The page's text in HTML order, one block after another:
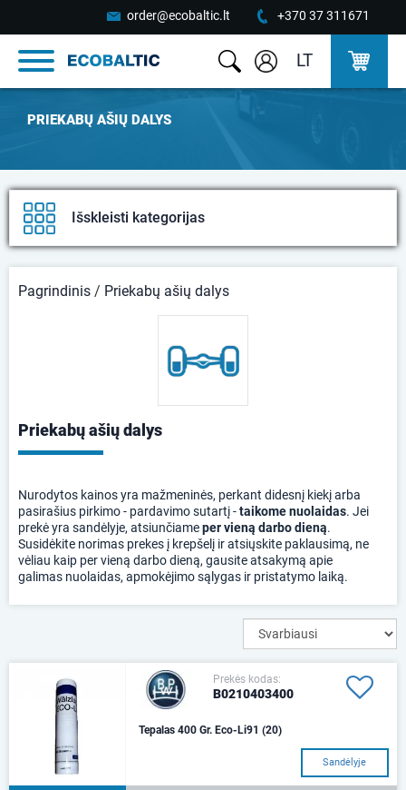
order@ecobaltic.lt +370 37 311671
LT
PRIEKABŲ AŠIŲ DALYS
Išskleisti kategorijas
Pagrindinis / Priekabų ašių dalys
Priekabų ašių dalys
Nurodytos kainos yra mažmeninės, perkant didesnį kiekį arba
pasirašius pirkimo - pardavimo sutartį -taikome nuolaidas. Jei
prekė yra sandėlyje, atsiunčiameper vieną darbo dieną.
Susidėkite norimas prekes į krepšelį ir atsiųskite paklausimą, ne
vėliau kaip per vieną darbo dieną, gausite atsakymą apie
galimas nuolaidas, apmokėjimo sąlygas ir pristatymo laiką.
Prekės kodas:
B0210403400
Tepalas 400 Gr. Eco-Li91 (20)
Sandėlyje